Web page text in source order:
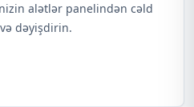
alətlər panelindən cəld
dəyişdirin.